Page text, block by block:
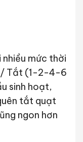
nhiều mức thời
/ Tắt (1-2-4-6
sinh hoạt,
tắt quạt
ngon hơn